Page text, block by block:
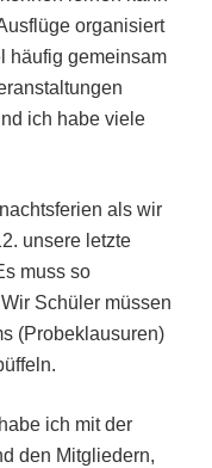
organisiert
häufig gemeinsam
ich habe viele
als wir
unsere letzte
muss so
Schüler müssen
(Probeklausuren)
ich mit der
den Mitgliedern,